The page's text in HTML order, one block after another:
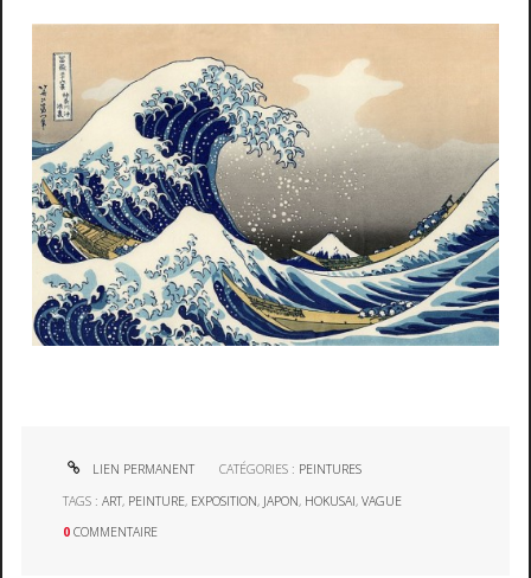
LIEN PERMANENT CATÉGORIES : PEINTURES
TAGS :ART, PEINTURE, EXPOSITION, JAPON, HOKUSAI,VAGUE
0 COMMENTAIRE